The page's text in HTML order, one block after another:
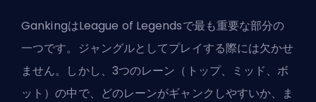
GankingはLeague of Legendsで最も重要な部分の
一つです。
ジャングルとしてプレイする際には欠かせ
ません。しかし、3つのレーン（ トップ、 ミッド、 ボ
ット ）の中で、どのレーンがギャンクしやすいか、ま